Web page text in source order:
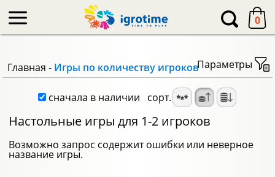
0
Главная - Игры по количеству игроковПараметры
сначала в наличии сорт.
Настольные игры для 1-2 игроков
Возможно запрос содержит ошибки или неверное
название игры.